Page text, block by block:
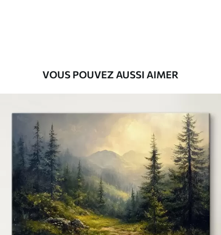
VOUS POUVEZ AUSSI AIMER